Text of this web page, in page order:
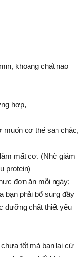
khoáng chất nào
hợp,
muốn cơ thể săn chắc,
mất cơ. (Nhờ giảm
protein)
đơn ăn mỗi ngày;
bạn phải bổ sung đầy
dưỡng chất thiết yếu
chưa tốt mà bạn lại cứ